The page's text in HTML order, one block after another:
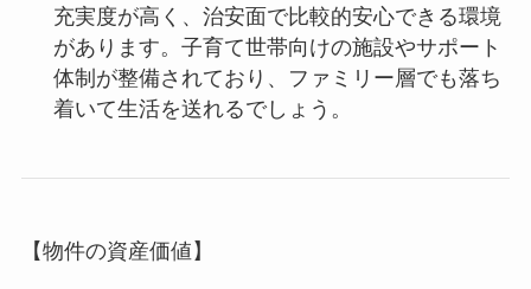
充実度が高く、治安面で比較的安心できる環境
があります。子育て世帯向けの施設やサポート
体制が整備されており、ファミリー層でも落ち
着いて生活を送れるでしょう。
【物件の資産価値】